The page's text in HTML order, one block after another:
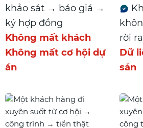
khảo sát → báo giá →
ký hợp đồng
Không mất khách
Không mất cơ hội dự
án
rời
Dữ
sản